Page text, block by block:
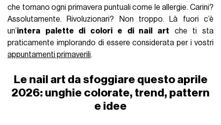
che tornano ogni primavera puntuali come le allergie. Carini?
Assolutamente. Rivoluzionari? Non troppo. Là fuori c’è
un’intera palette di colori e di nail art che ti sta
praticamente implorando di essere considerata per i vostri
appuntamenti primaverili.
Le nail art da sfoggiare questo aprile
2026: unghie colorate, trend, pattern
e idee